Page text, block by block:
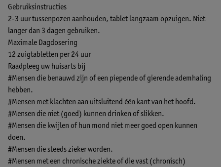
Gebruiksinstructies
2-3 uur tussenpozen aanhouden, tablet langzaam opzuigen. Niet
langer dan 3 dagen gebruiken.
Maximale Dagdosering
12 zuigtabletten per 24 uur
Raadpleeg uw huisarts bij
#Mensen die benauwd zijn of een piepende of gierende ademhaling
hebben.
#Mensen met klachten aan uitsluitend één kant van het hoofd.
#Mensen die niet (goed) kunnen drinken of slikken.
#Mensen die kwijlen of hun mond niet meer goed open kunnen
doen.
#Mensen die steeds zieker worden.
#Mensen met een chronische ziekte of die vast (chronisch)